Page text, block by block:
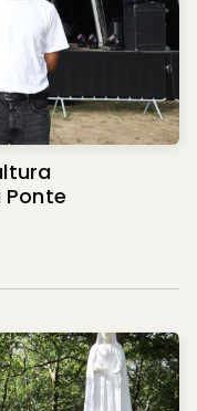
Ponte